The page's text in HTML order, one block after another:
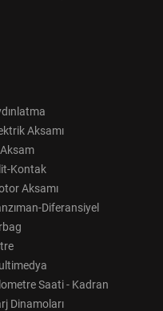
Aksamı
Kontak
Aksamı
Diferansiyel
Saati - Kadran
Dinamoları